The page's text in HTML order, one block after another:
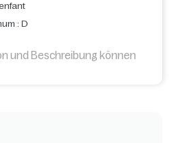
: D
und Beschreibung können